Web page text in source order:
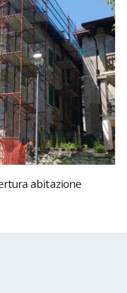
abitazione